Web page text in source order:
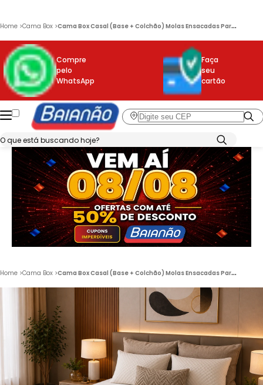
Home >Cama Box > C
ama Box Casal (Base + Colchão) Molas Ensacadas Paris Topazio
Compre
pelo
WhatsApp
Faça
seu
cartão
Home >Cama Box > C
ama Box Casal (Base + Colchão) Molas Ensacadas Paris Topazio